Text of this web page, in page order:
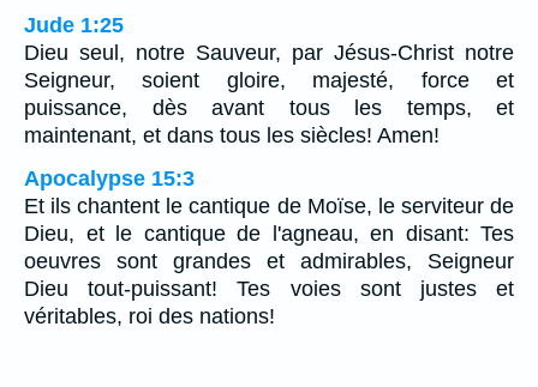
Jude 1:25
Dieu seul, notre Sauveur, par Jésus-Christ notre
Seigneur, soient gloire, majesté, force et
puissance, dès avant tous les temps, et
maintenant, et dans tous les siècles! Amen!
Apocalypse 15:3
Et ils chantent le cantique de Moïse, le serviteur de
Dieu, et le cantique de l'agneau, en disant: Tes
oeuvres sont grandes et admirables, Seigneur
Dieu tout-puissant! Tes voies sont justes et
véritables, roi des nations!